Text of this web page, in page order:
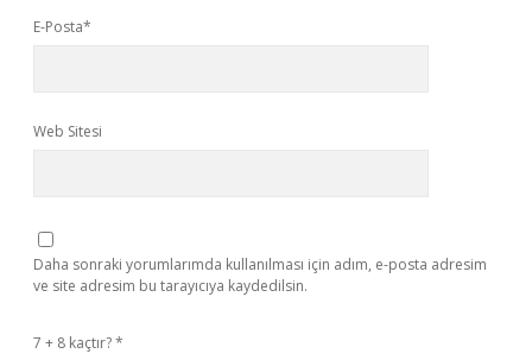
E-Posta*
Web Sitesi
Daha sonraki yorumlarımda kullanılması için adım, e-posta adresim
ve site adresim bu tarayıcıya kaydedilsin.
7 + 8 kaçtır?*